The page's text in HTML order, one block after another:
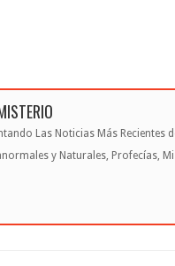
Las Noticias Más Recientes
y Naturales, Profecías,